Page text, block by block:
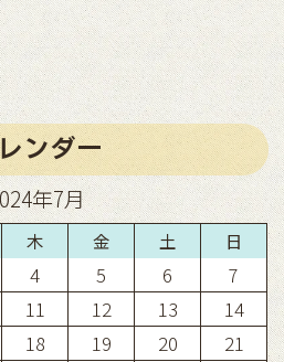
ンダー
年7月
木 金 土 日
4 5 6
7
11 12 13
14
18 19 20
21